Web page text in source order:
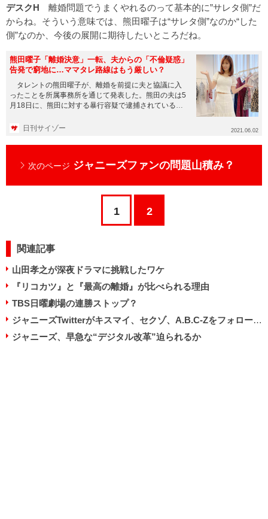
デスクH 離婚問題でうまくやれるのって基本的に”サレタ側”だ
からね。そういう意味では、熊田曜子は“サレタ側”なのか“した
側”なのか、今後の展開に期待したいところだね。
熊田曜子「離婚決意」一転、夫からの「不倫疑惑」
告発で窮地に…ママタレ路線はもう厳しい？
タレントの熊田曜子が、離婚を前提に夫と協議に入
ったことを所属事務所を通じて発表した。熊田の夫は5
月18日に、熊田に対する暴行容疑で逮捕されている。
日刊サイゾー 2021.06.02
次のページ ジャニーズファンの問題山積み？
1 2
関連記事
山田孝之が深夜ドラマに挑戦したワケ
『リコカツ』と『最高の離婚』が比べられる理由
TBS日曜劇場の連勝ストップ？
ジャニーズTwitterがキスマイ、セクゾ、A.B.C-Zをフォローせず！
ジャニーズ、早急な“デジタル改革”迫られるか